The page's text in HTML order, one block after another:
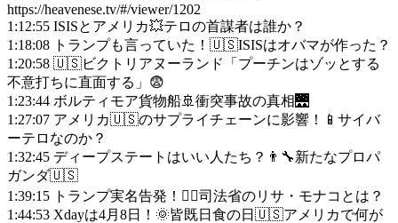
https://heavenese.tv/#/viewer/1202
1:12:55 ISISとアメリカ💥テロの首謀者は誰か？
1:18:08 トランプも言っていた！🇺🇸ISISはオバマが作った？
1:20:58 🇺🇸ビクトリアヌーランド「プーチンはゾッとする
不意打ちに直面する」😨
1:23:44 ボルティモア貨物船🚢衝突事故の真相🌉
1:27:07 アメリカ🇺🇸のサプライチェーンに影響！📱サイバ
ーテロなのか？
1:32:45 ディープステートはいい人たち？👨‍🔧新たなプロパ
ガンダ🇺🇸
1:39:15 トランプ実名告発！👩‍⚖️司法省のリサ・モナコとは？
1:44:53 Xdayは4月8日！🌞皆既日食の日🇺🇸アメリカで何が